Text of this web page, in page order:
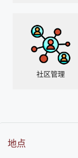
社区管理
地点